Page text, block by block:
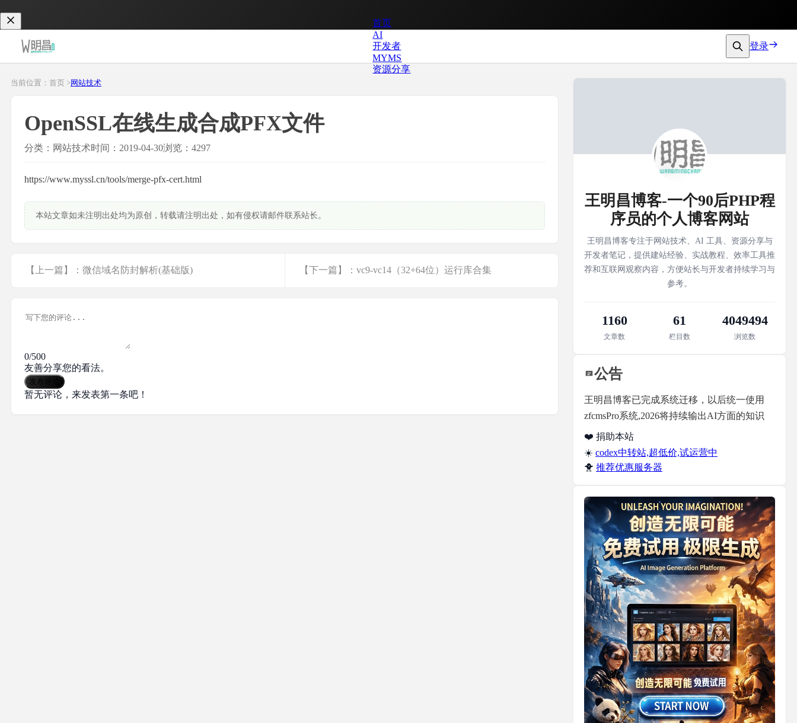
首页
AI
开发者
MYMS
资源分享
登录
当前位置：首页 >网站技术
OpenSSL在线生成合成PFX文件
分类：网站技术时间：2019-04-30浏览：4297
https://www.myssl.cn/tools/merge-pfx-cert.html
本站文章如未注明出处均为原创，转载请注明出处，如有侵权请邮件联系站长。
【上一篇】：微信域名防封解析(基础版) 【下一篇】：vc9-vc14（32+64位）运行库合集
0/500
友善分享您的看法。
发布评论
暂无评论，来发表第一条吧！
王明昌博客-一个90后PHP程
序员的个人博客网站
王明昌博客专注于网站技术、AI 工具、资源分享与
开发者笔记，提供建站经验、实战教程、效率工具推
荐和互联网观察内容，方便站长与开发者持续学习与
参考。
1160
文章数
61
栏目数
4049494
浏览数
公告
王明昌博客已完成系统迁移，以后统一使用
zfcmsPro系统,2026将持续输出AI方面的知识
❤️ 捐助本站
☀️ codex中转站,超低价,试运营中
🐥 推荐优惠服务器